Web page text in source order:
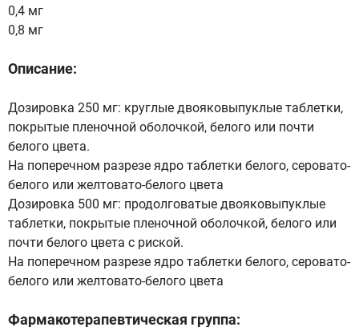
0,4 мг
0,8 мг
Описание:
Дозировка 250 мг: круглые двояковыпуклые таблетки,
покрытые пленочной оболочкой, белого или почти
белого цвета.
На поперечном разрезе ядро таблетки белого, серовато-
белого или желтовато-белого цвета
Дозировка 500 мг: продолговатые двояковыпуклые
таблетки, покрытые пленочной оболочкой, белого или
почти белого цвета с риской.
На поперечном разрезе ядро таблетки белого, серовато-
белого или желтовато-белого цвета
Фармакотерапевтическая группа: